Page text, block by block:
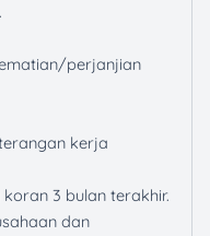
perjanjian
kerja
3 bulan terakhir.
dan